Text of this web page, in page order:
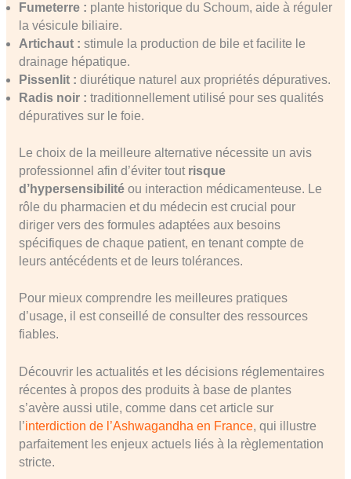
Fumeterre : plante historique du Schoum, aide à réguler
la vésicule biliaire.
Artichaut : stimule la production de bile et facilite le
drainage hépatique.
Pissenlit : diurétique naturel aux propriétés dépuratives.
Radis noir : traditionnellement utilisé pour ses qualités
dépuratives sur le foie.
Le choix de la meilleure alternative nécessite un avis
professionnel afin d’éviter tout risque
d’hypersensibilitéou interaction médicamenteuse. Le
rôle du pharmacien et du médecin est crucial pour
diriger vers des formules adaptées aux besoins
spécifiques de chaque patient, en tenant compte de
leurs antécédents et de leurs tolérances.
Pour mieux comprendre les meilleures pratiques
d’usage, il est conseillé de consulter des ressources
fiables.
Découvrir les actualités et les décisions réglementaires
récentes à propos des produits à base de plantes
s’avère aussi utile, comme dans cet article sur
l’interdiction de l’Ashwagandha en France, qui illustre
parfaitement les enjeux actuels liés à la règlementation
stricte.